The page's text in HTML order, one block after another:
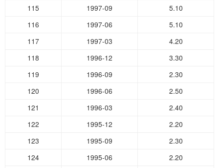
115
1997-09
5.10
116
1997-06
5.10
117
1997-03
4.20
118
1996-12
3.30
119
1996-09
2.30
120
1996-06
2.50
121
1996-03
2.40
122
1995-12
2.20
123
1995-09
2.30
124
1995-06 2.20